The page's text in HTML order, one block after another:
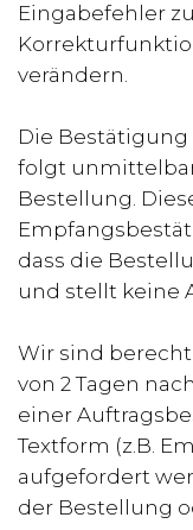
Eingabefehler
verändern.
Die
folgt
Bestellung.
dass die
und stellt keine
Wir sind
von 2 Tagen
einer
Textform (z.B.
aufgefordert
der Bestellung